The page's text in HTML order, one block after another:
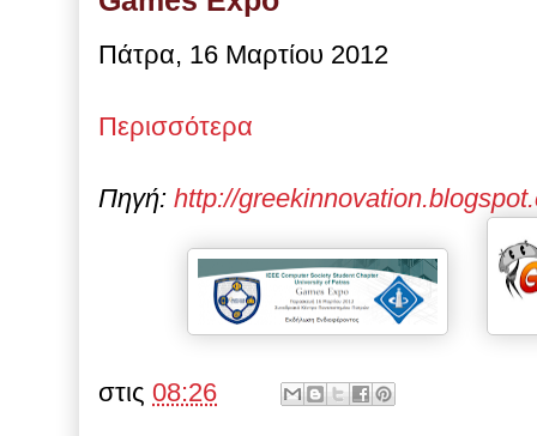
Πάτρα, 16 Μαρτίου 2012
Περισσότερα
Πηγή: http://
στις 08:26